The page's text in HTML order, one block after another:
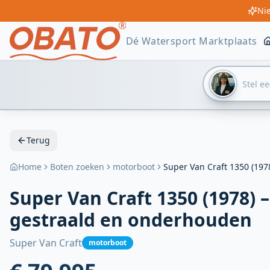
Deze Super Van Craft 1350 (1978) – Recent gestraald en
Deze motorboot is te bezichtigen in Verkoophaven Goliath
Dé Watersport Marktplaats
Terug
Home Boten zoeken motorboot Super Van Craft 1350
Super Van Craft 1350 (1978)
gestraald en onderhouden
Super Van Craft motorboot